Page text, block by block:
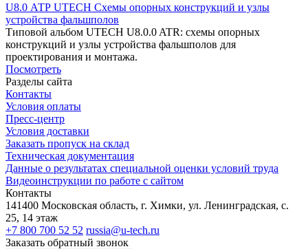
U8.0 АТР UTECH Схемы опорных конструкций и узлы
устройства фальшполов
Типовой альбом UTECH U8.0.0 ATR: схемы опорных
конструкций и узлы устройства фальшполов для
проектирования и монтажа.
Посмотреть
Разделы сайта
Контакты
Условия оплаты
Пресс-центр
Условия доставки
Заказать пропуск на склад
Техническая документация
Данные о результатах специальной оценки условий труда
Видеоинструкции по работе с сайтом
Контакты
141400 Московская область, г. Химки, ул. Ленинградская, с.
25, 14 этаж
+7 800 700 52 52 russia@u-tech.ru
Заказать обратный звонок